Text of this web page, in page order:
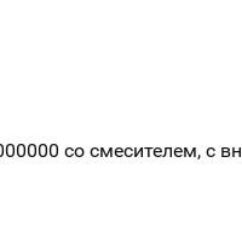
со смесителем, с